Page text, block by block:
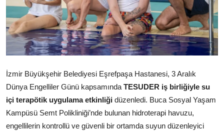
İzmir Büyükşehir Belediyesi Eşrefpaşa Hastanesi, 3 Aralık
Dünya Engelliler Günü kapsamında TESUDER iş birliğiyle su
içi terapötik uygulama etkinliği düzenledi. Buca Sosyal Yaşam
Kampüsü Semt Polikliniği’nde bulunan hidroterapi havuzu,
engellilerin kontrollü ve güvenli bir ortamda suyun düzenleyici